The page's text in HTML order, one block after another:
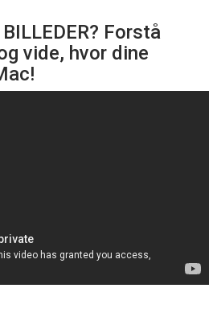
Forstå
vide, hvor dine